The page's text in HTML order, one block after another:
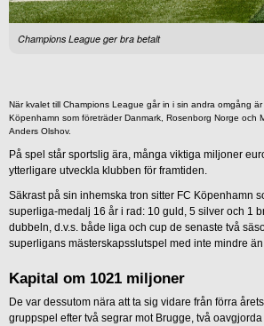
Champions League ger bra betalt
När kvalet till Champions League går in i sin andra omgång
Köpenhamn som företräder Danmark, Rosenborg Norge och
Anders Olshov.
På spel står sportslig ära, många viktiga miljoner
ytterligare utveckla klubben för framtiden.
Säkrast på sin inhemska tron sitter FC Köpenhamn
superliga-medalj 16 år i rad: 10 guld, 5 silver och 1
dubbeln, d.v.s. både liga och cup de senaste två
superligans mästerskapsslutspel med inte mindre
Kapital om 1021 miljoner
De var dessutom nära att ta sig vidare från förra
gruppspel efter två segrar mot Brugge, två